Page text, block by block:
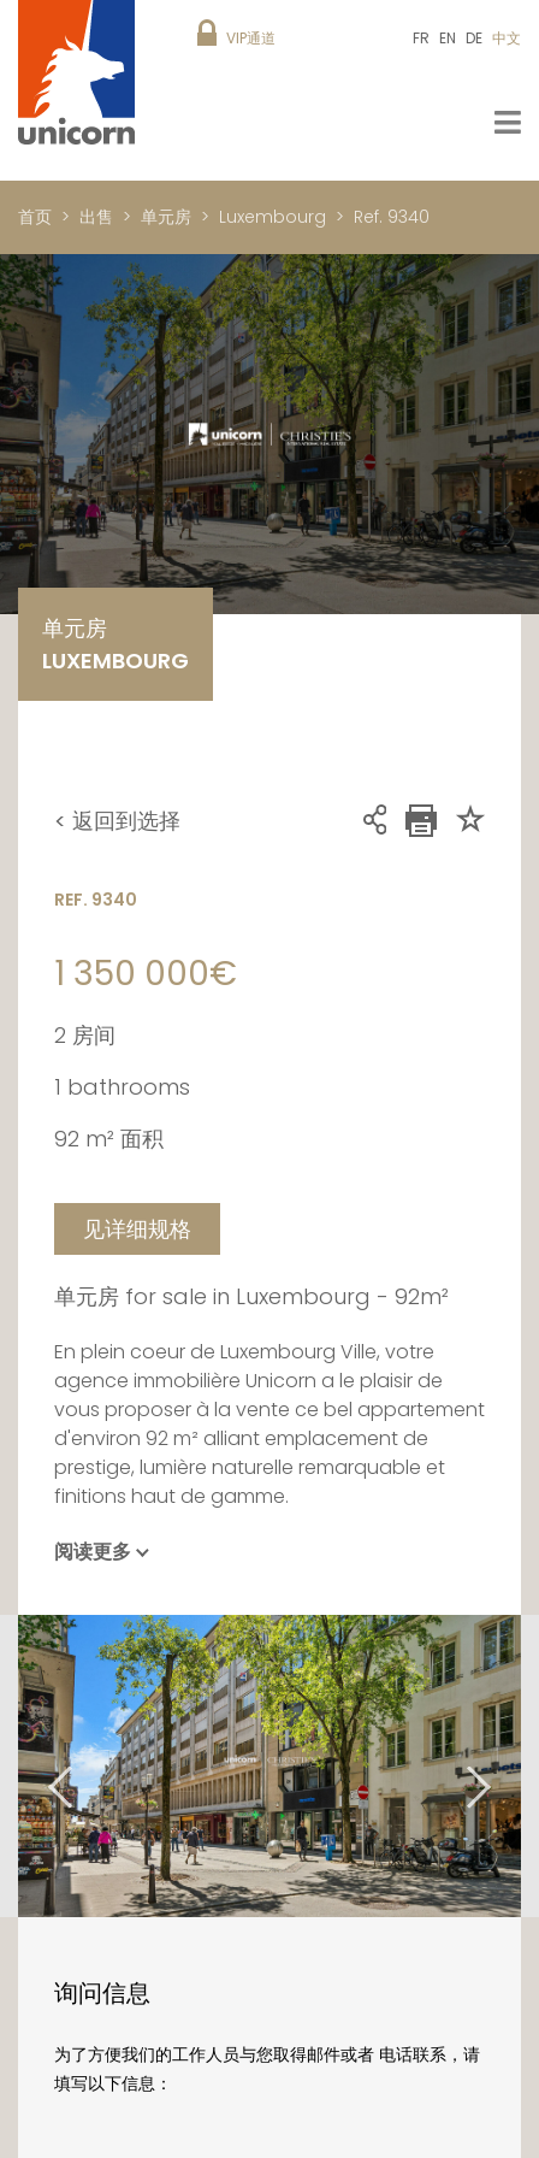
VIP通道 FR EN DE 中文
首页 出售 单元房 Luxembourg Ref. 9340
单元房
LUXEMBOURG
< 返回到选择
REF. 9340
1 350 000€
2 房间
1 bathrooms
92 m² 面积
见详细规格
单元房 for sale in Luxembourg - 92m²
En plein coeur de Luxembourg Ville, votre
agence immobilière Unicorn a le plaisir de
vous proposer à la vente ce bel appartement
d'environ 92 m² alliant emplacement de
prestige, lumière naturelle remarquable et
finitions haut de gamme.
Situé au quatrième étage d'une résidence de
bénéficie d'une exposition idéale qui lui
assure une luminosité généreuse tout au long
de la journée. La configuration traversante,
rare en centre-ville, confère à l'ensemble une
qualité d'air et une sérénité appréciables, loin
de l'agitation urbaine tout en y restant
pleinement connecté.
Les 92 m² sont agencés avec soin autour de
deux chambres à coucher et d'un volume de
vie généreux, pensé pour s'adapter à
vocation : résidence principale
usage de bureaux, répondant aux attentes
d'une clientèle professionnelle recherchant
阅读更多
询问信息
为了方便我们的工作人员与您取得邮件或者 电话联系，请
填写以下信息：